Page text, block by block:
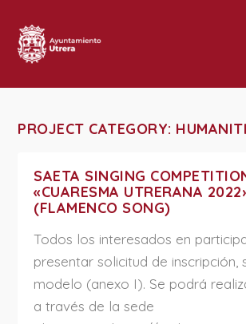
PROJECT CATEGORY:
SAETA SINGING
«CUARESMA UTRERANA
(FLAMENCO SONG)
Todos los interesados en
presentar solicitud de inscripción,
modelo (anexo I). Se podrá
a través de la sede